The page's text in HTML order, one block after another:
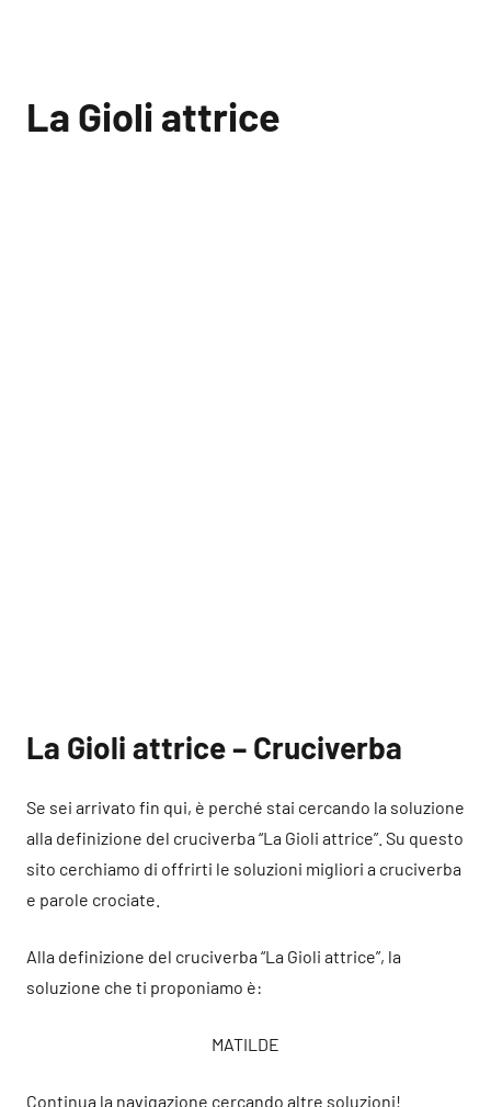
La Gioli attrice
La Gioli attrice – Cruciverba
Se sei arrivato fin qui, è perché stai cercando la soluzione
alla definizione del cruciverba “La Gioli attrice”. Su questo
sito cerchiamo di offrirti le soluzioni migliori a cruciverba
e parole crociate.
Alla definizione del cruciverba “La Gioli attrice”, la
soluzione che ti proponiamo è:
MATILDE
Continua la navigazione cercando altre soluzioni!